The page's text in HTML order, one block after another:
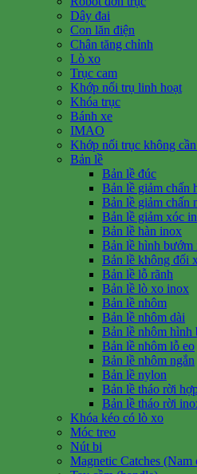
Dây đai
Con lăn điện
Chân tăng chỉnh
Lò xo
Trục cam
Khớp nối trụ linh hoạt
Khóa trục
Bánh xe
IMAO
Khớp nối trục không
Bản lề
Bản lề đúc
Bản lề giảm chấn
Bản lề giảm chấn
Bản lề giảm xóc
Bản lề hàn inox
Bản lề hình bướm
Bản lề không đối
Bản lề lỗ rãnh
Bản lề lò xo inox
Bản lề nhôm
Bản lề nhôm dài
Bản lề nhôm hình
Bản lề nhôm lỗ eo
Bản lề nhôm ngắn
Bản lề nylon
Bản lề tháo rời
Bản lề tháo rời
Khóa kéo có lò xo
Móc treo
Nút bi
Magnetic Catches (Nam